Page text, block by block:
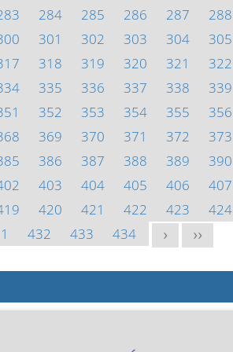
284 285 286 287 288
301 302 303 304 305
318 319 320 321 322
335 336 337 338 339
352 353 354 355 356
369 370 371 372 373
386 387 388 389 390
403 404 405 406 407
420 421 422 423 424
432 433 434 > >>